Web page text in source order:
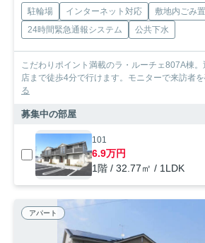
駐輪場 インターネット対応
敷地内ごみ
24時間緊急通報システム
公共下水
こだわりポイント満載のラ・ルーチェ807A棟
店まで徒歩4分で行けます。モニターで来訪者
る
募集中の部屋
101
6.9万円
1階 / 32.77㎡ / 1LDK
アパート